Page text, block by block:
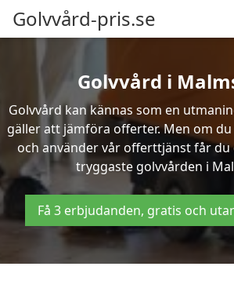
Golvvård-pris.se
Golvvård i
Golvvård kan kännas som en
gäller att jämföra offerter. Men om
och använder vår offerttjänst får du
tryggaste golvvården i
Få 3 erbjudanden, gratis och